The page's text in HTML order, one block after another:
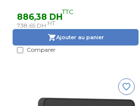
886,38 DHTTC
738,65 DH HT
Ajouter au panier
Comparer